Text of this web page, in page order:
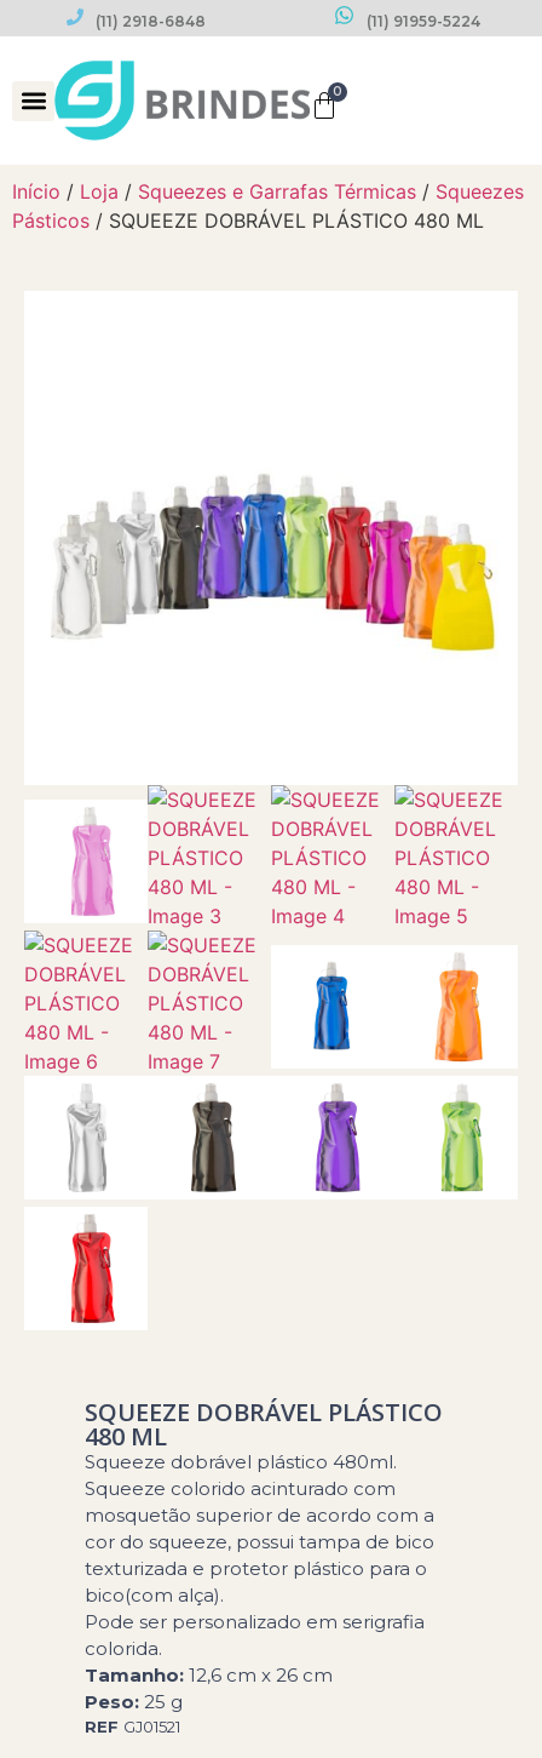
(11) 2918-6848 (11) 91959-5224
0
Início / Loja / Squeezes e Garrafas Térmicas / Squeezes
Pásticos / SQUEEZE DOBRÁVEL PLÁSTICO 480 ML
SQUEEZE DOBRÁVEL PLÁSTICO
480 ML
Squeeze dobrável plástico 480ml.
Squeeze colorido acinturado com
mosquetão superior de acordo com a
cor do squeeze, possui tampa de bico
texturizada e protetor plástico para o
bico(com alça).
Pode ser personalizado em serigrafia
colorida.
Tamanho: 12,6 cm x 26 cm
Peso: 25 g
REF GJ01521